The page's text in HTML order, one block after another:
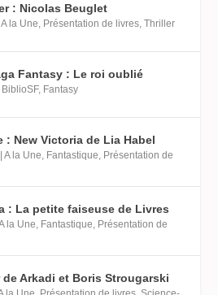
: Nicolas Beuglet
A la Une Présentation de livres ,Thriller
Fantasy : Le roi oublié
BiblioSF, Fantasy
: New Victoria de Lia Habel
|A la Une Fantastique Présentation de
: La petite faiseuse de Livres
la Une Fantastique Présentation de
de Arkadi et Boris Strougarski